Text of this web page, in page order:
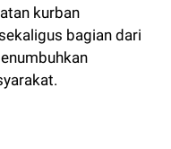
kurban
bagian dari